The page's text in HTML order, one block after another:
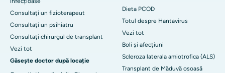
Consultați un fizioterapeut
Consultați un psihiatru
Consultați chirurgul de transplant
Vezi tot
Găsește doctor după locație
Dieta PCOD
Totul despre Hantavirus
Vezi tot
Boli și afecțiuni
Scleroza laterala amiotrofica (ALS)
Transplant de Măduvă osoasă